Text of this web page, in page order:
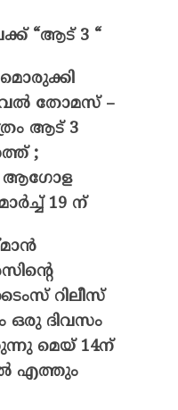
“ആട് 3 “
തോമസ് –
ആട് 3
;
ആഗോള
19 ന്
റിലീസ്
ഒരു ദിവസം
മെയ് 14ന്
എത്തും